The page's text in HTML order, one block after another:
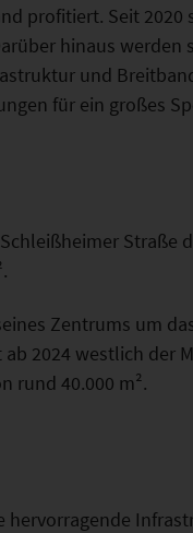
profitiert. Seit
hinaus werden
und
für ein großes
Straße
Zentrums um
2024 westlich der
rund 40.000 m².
hervorragende